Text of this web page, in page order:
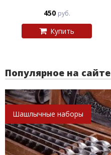
450 руб.
Купить
Популярное на сайте
Шашлычные наборы